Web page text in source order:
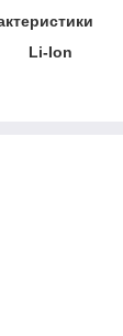
Li-Ion